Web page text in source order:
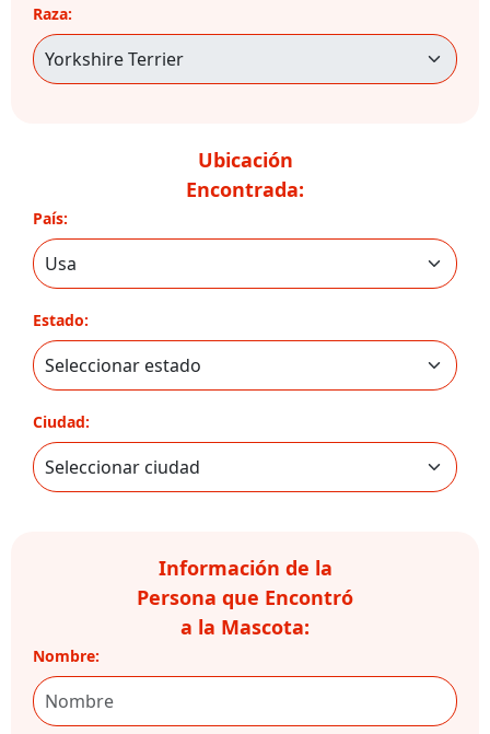
Raza:
Ubicación
Encontrada:
País:
Estado:
Ciudad:
Información de la
Persona que Encontró
a la Mascota:
Nombre: